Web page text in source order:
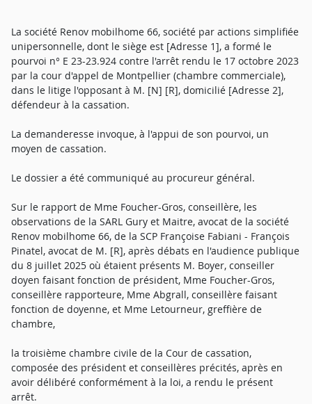
La société Renov mobilhome 66, société par actions simplifiée
unipersonnelle, dont le siège est [Adresse 1], a formé le
pourvoi n° E 23-23.924 contre l'arrêt rendu le 17 octobre 2023
par la cour d'appel de Montpellier (chambre commerciale),
dans le litige l'opposant à M. [N] [R], domicilié [Adresse 2],
défendeur à la cassation.
La demanderesse invoque, à l'appui de son pourvoi, un
moyen de cassation.
Le dossier a été communiqué au procureur général.
Sur le rapport de Mme Foucher-Gros, conseillère, les
observations de la SARL Gury et Maitre, avocat de la société
Renov mobilhome 66, de la SCP Françoise Fabiani - François
Pinatel, avocat de M. [R], après débats en l'audience publique
du 8 juillet 2025 où étaient présents M. Boyer, conseiller
doyen faisant fonction de président, Mme Foucher-Gros,
conseillère rapporteure, Mme Abgrall, conseillère faisant
fonction de doyenne, et Mme Letourneur, greffière de
chambre,
la troisième chambre civile de la Cour de cassation,
composée des président et conseillères précités, après en
avoir délibéré conformément à la loi, a rendu le présent
arrêt.